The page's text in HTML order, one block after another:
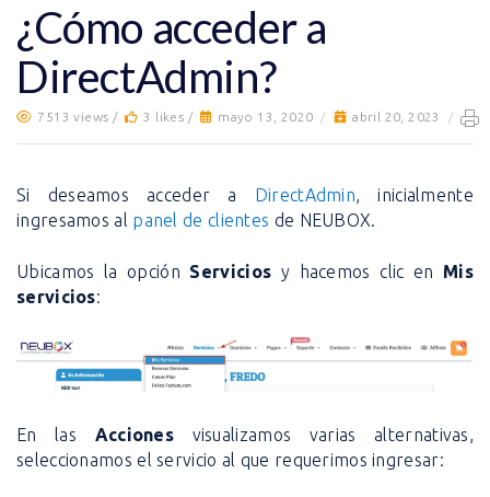
¿Cómo acceder a
DirectAdmin?
7513 views / 3 likes / mayo 13, 2020 / abril 20, 2023 /
Si deseamos acceder a DirectAdmin, inicialmente
ingresamos al panel de clientes de NEUBOX.
Ubicamos la opción Servicios y hacemos clic en Mis
servicios:
En las Acciones visualizamos varias alternativas,
seleccionamos el servicio al que requerimos ingresar: